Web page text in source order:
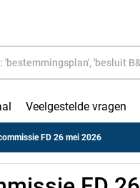
Veelgestelde vragen
FD 26 mei 2026